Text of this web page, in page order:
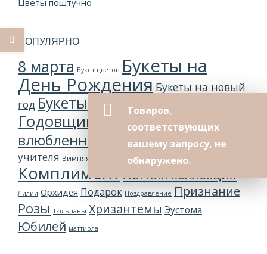
Товаров,
соответствующих
вашему запросу, не
обнаружено.
Цветы поштучно
ПОПУЛЯРНО
8 марта Букет цветов Букеты на
День Рождения Букеты на новый
год Букеты на свадьбу
Годовщина Гортензии День
влюбленных
День материДень
учителя Зимняя коллекция Извинение
КомплиментЛетняя коллекция
Лилии Орхидея Подарок Поздравление Признание
Розы Тюльпаны Хризантемы Эустома
Юбилей маттиола